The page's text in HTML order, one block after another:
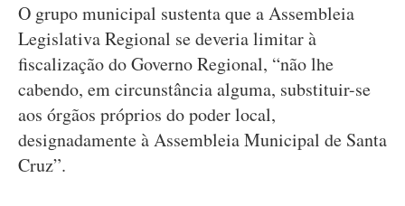
O grupo municipal sustenta que a Assembleia
Legislativa Regional se deveria limitar à
fiscalização do Governo Regional, “não lhe
cabendo, em circunstância alguma, substituir-se
aos órgãos próprios do poder local,
designadamente à Assembleia Municipal de Santa
Cruz”.